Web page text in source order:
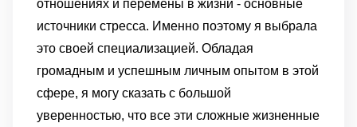
отношениях и перемены в жизни - основные
источники стресса. Именно поэтому я выбрала
это своей специализацией. Обладая
громадным и успешным личным опытом в этой
сфере, я могу сказать с большой
уверенностью, что все эти сложные жизненные